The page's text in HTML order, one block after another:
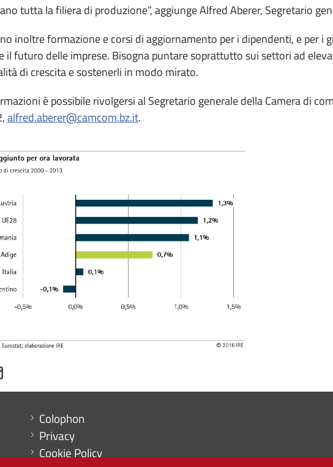
tutta la filiera di produzione”, aggiunge Alfred Aberer, Segretario
inoltre formazione e corsi di aggiornamento per i dipendenti, e per i
il futuro delle imprese. Bisogna puntare soprattutto sui settori ad
di crescita e sostenerli in modo mirato.
è possibile rivolgersi al Segretario generale della Camera di
alfred.aberer@camcom.bz.it.
Menu footer
Colophon
Privacy
Cookie Policy